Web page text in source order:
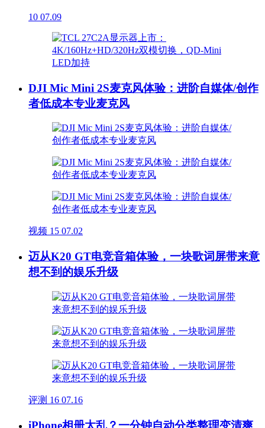
10 07.09
DJI Mic Mini 2S麦克风体验：进阶自媒体/创作
者低成本专业麦克风
视频 15 07.02
迈从K20 GT电竞音箱体验，一块歌词屏带来意
想不到的娱乐升级
评测 16 07.16
iPhone相册太乱？一分钟自动分类整理变清爽